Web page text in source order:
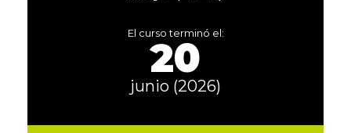
El curso terminó el:
20
junio (2026)